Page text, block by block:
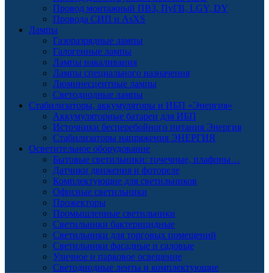
Провод монтажный ПВЗ, ПуГВ, LGY, DY
Провода СИП и AsXS
Лампы
Газоразрядные лампы
Галогенные лампы
Лампы накаливания
Лампы специального назначения
Люминесцентные лампы
Светодиодные лампы
Стабилизаторы, аккумуляторы и ИБП «Энергия»
Аккумуляторные батареи для ИБП
Источники бесперебойного питания Энергия
Стабилизаторы напряжения ЭНЕРГИЯ
Осветительное оборудование
Бытовые светильники: точечные, плафоны…
Датчики движения и фотореле
Комплектующие для светильников
Офисные светильники
Прожекторы
Промышленные светильники
Светильники бактерицидные
Светильники для торговых помещений
Светильники фасадные и садовые
Уличное и парковое освещение
Светодиодные ленты и комплектующие